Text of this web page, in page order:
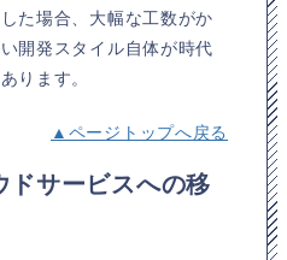
た場合、大幅な工数がか
開発スタイル自体が時代
ります。
▲ページトップへ戻る
サービスへの移